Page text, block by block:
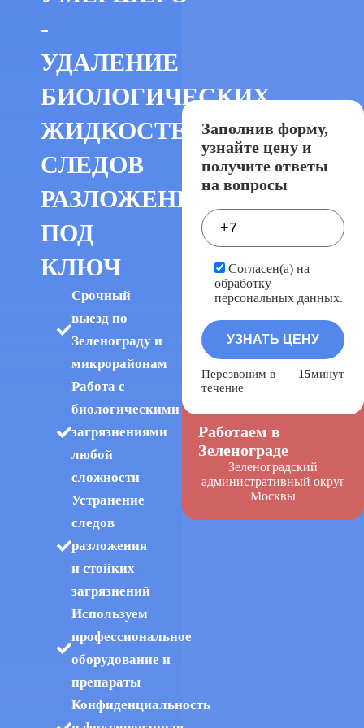
-
УДАЛЕНИЕ
БИОЛОГИЧЕСКИХ
ЖИДКОСТЕЙ,
СЛЕДОВ
РАЗЛОЖЕНИЯ
ПОД
КЛЮЧ
Срочный
выезд по
Зеленограду и
микрорайонам
Работа с
биологическими
загрязнениями
любой
сложности
Устранение
следов
разложения
и стойких
загрязнений
Используем
профессиональное
оборудование и
препараты
Конфиденциальность
Заполнив форму,
узнайте цену и
получите ответы
на вопросы
Согласен(а) на
обработку
персональных данных.
Перезвоним в
течение
15минут
Работаем в
Зеленограде
Зеленоградский
административный округ
Москвы